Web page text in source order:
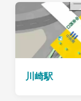
川崎駅